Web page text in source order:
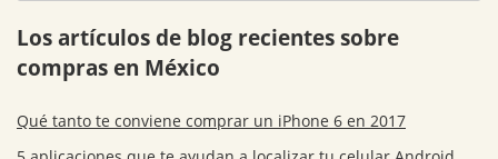
Los artículos de blog recientes sobre
compras en México
Qué tanto te conviene comprar un iPhone 6 en 2017